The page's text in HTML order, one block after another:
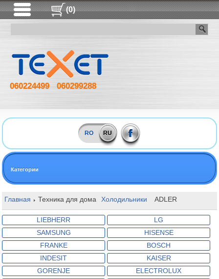
(0)
060224499 060299288
RO RU
Категории
Главная Техника для дома Холодильники ADLER
LIEBHERR
LG
SAMSUNG
HISENSE
FRANKE
BOSCH
INDESIT
KAISER
GORENJE
ELECTROLUX